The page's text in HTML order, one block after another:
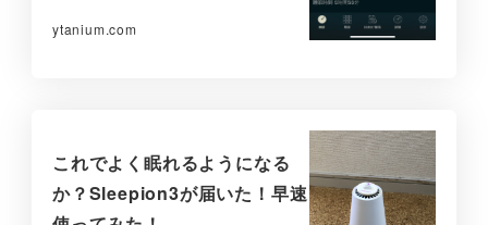
ytanium.com
これでよく眠れるようになる
か？Sleepion3が届いた！早速